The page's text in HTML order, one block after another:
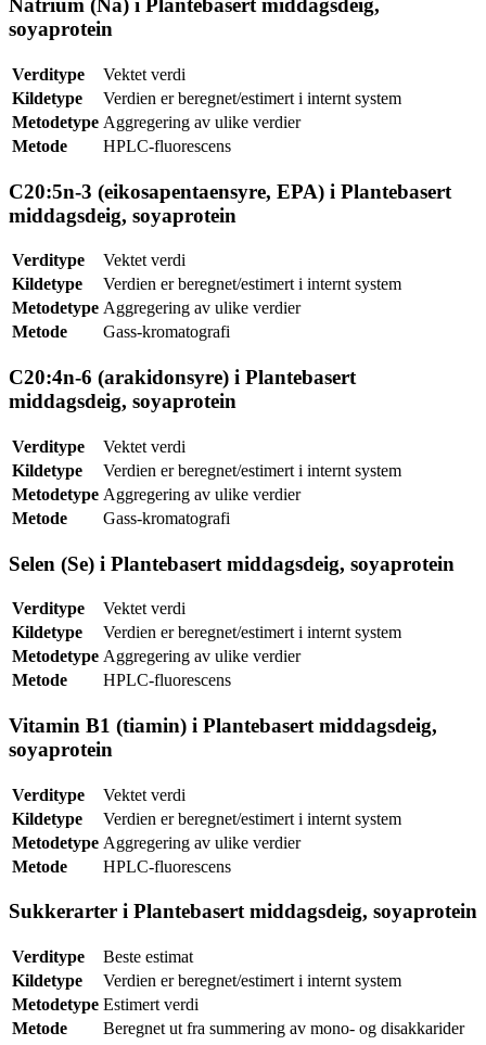
Natrium (Na) i Plantebasert middagsdeig,
soyaprotein
Verditype
Vektet verdi
Kildetype
Verdien er beregnet/estimert i internt system
Metodetype Aggregering av ulike verdier
Metode
HPLC-fluorescens
C20:5n-3 (eikosapentaensyre, EPA) i Plantebasert
middagsdeig, soyaprotein
Verditype
Vektet verdi
Kildetype
Verdien er beregnet/estimert i internt system
Metodetype Aggregering av ulike verdier
Metode
Gass-kromatografi
C20:4n-6 (arakidonsyre) i Plantebasert
middagsdeig, soyaprotein
Verditype
Vektet verdi
Kildetype
Verdien er beregnet/estimert i internt system
Metodetype Aggregering av ulike verdier
Metode
Gass-kromatografi
Selen (Se) i Plantebasert middagsdeig, soyaprotein
Verditype
Vektet verdi
Kildetype
Verdien er beregnet/estimert i internt system
Metodetype Aggregering av ulike verdier
Metode
HPLC-fluorescens
Vitamin B1 (tiamin) i Plantebasert middagsdeig,
soyaprotein
Verditype
Vektet verdi
Kildetype
Verdien er beregnet/estimert i internt system
Metodetype Aggregering av ulike verdier
Metode
HPLC-fluorescens
Sukkerarter i Plantebasert middagsdeig, soyaprotein
Verditype
Beste estimat
Kildetype
Verdien er beregnet/estimert i internt system
Metodetype Estimert verdi
Metode
Beregnet ut fra summering av mono- og disakkarider